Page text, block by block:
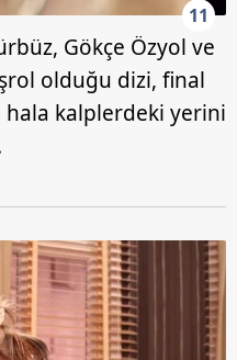
11
Gökçe Özyol ve
olduğu dizi, final
hala kalplerdeki yerini